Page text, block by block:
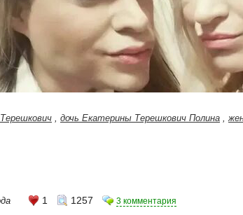
, дочь Екатерины Терешкович Полина ,
1 1257 3 комментария